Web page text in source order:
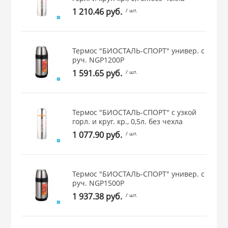
закаточные
1 210.46 руб. / шт.
Термос "БИОСТАЛЬ-СПОРТ" универ. с
руч. NGP1200P
1 591.65 руб. / шт.
Термос "БИОСТАЛЬ-СПОРТ" с узкой
горл. и круг. кр., 0,5л. без чехла
1 077.90 руб. / шт.
Термос "БИОСТАЛЬ-СПОРТ" универ. с
руч. NGP1500P
1 937.38 руб. / шт.